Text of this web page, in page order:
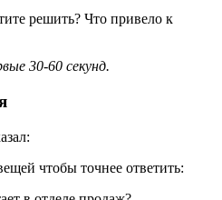
решить? Что привело к
30-60 секунд.
чтобы точнее ответить: